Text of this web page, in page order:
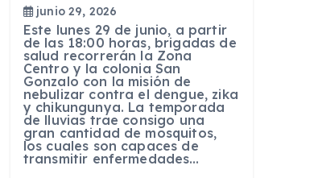
junio 29, 2026
Este lunes 29 de junio, a partir
de las 18:00 horas, brigadas de
salud recorrerán la Zona
Centro y la colonia San
Gonzalo con la misión de
nebulizar contra el dengue, zika
y chikungunya. La temporada
de lluvias trae consigo una
gran cantidad de mosquitos,
los cuales son capaces de
transmitir enfermedades…